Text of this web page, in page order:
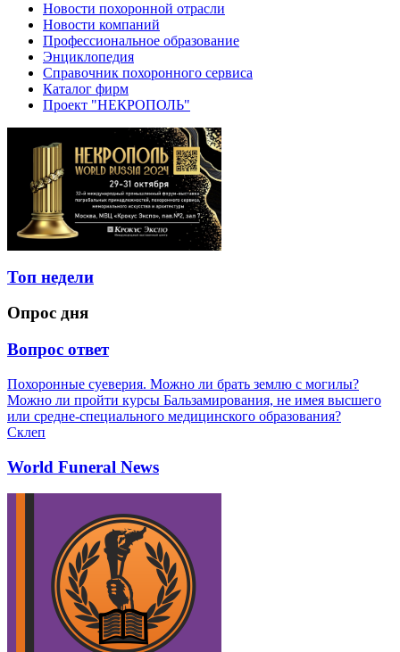
Новости похоронной отрасли
Новости компаний
Профессиональное образование
Энциклопедия
Справочник похоронного сервиса
Каталог фирм
Проект "НЕКРОПОЛЬ"
Топ недели
Опрос дня
Вопрос ответ
Похоронные суеверия. Можно ли брать землю с могилы?
Можно ли пройти курсы Бальзамирования, не имея высшего
или средне-специального медицинского образования?
Склеп
World Funeral News